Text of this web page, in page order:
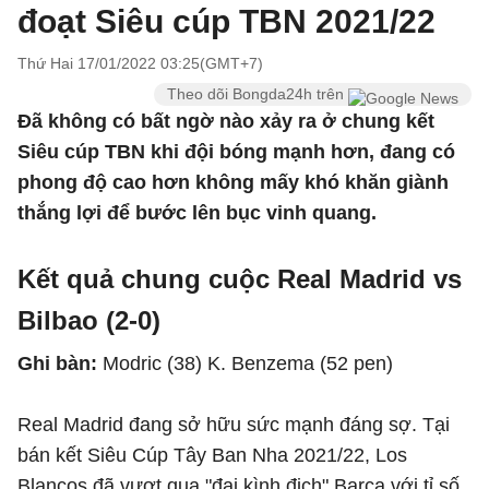
đoạt Siêu cúp TBN 2021/22
Thứ Hai 17/01/2022 03:25(GMT+7)
Theo dõi Bongda24h trên
Đã không có bất ngờ nào xảy ra ở chung kết
Siêu cúp TBN khi đội bóng mạnh hơn, đang có
phong độ cao hơn không mấy khó khăn giành
thắng lợi để bước lên bục vinh quang.
Kết quả chung cuộc Real Madrid vs
Bilbao (2-0)
Ghi bàn: Modric (38) K. Benzema (52 pen)
Real Madrid đang sở hữu sức mạnh đáng sợ. Tại
bán kết Siêu Cúp Tây Ban Nha 2021/22, Los